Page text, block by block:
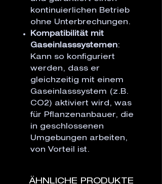
kontinuierlichen Betrieb
ohne Unterbrechungen.
Kompatibilität mit
Gaseinlasssystemen:
Kann so konfiguriert
werden, dass er
gleichzeitig mit einem
Gaseinlasssystem (z.B.
CO2) aktiviert wird, was
für Pflanzenanbauer, die
in geschlossenen
Umgebungen arbeiten,
von Vorteil ist.
ÄHNLICHE PRODUKTE